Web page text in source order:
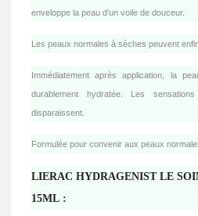
enveloppe la peau d’un voile de douceur.
Les peaux normales à sèches peuvent
Immédiatement après application, la
durablement hydratée. Les
disparaissent.
Formulée pour convenir aux peaux
LIERAC HYDRAGENIST LE
15ML :